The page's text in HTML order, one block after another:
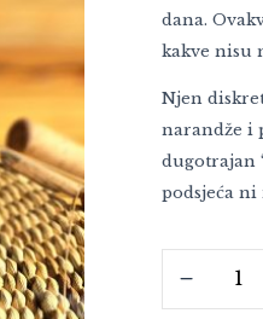
dana.
kakve nisu
Njen
narandže i
dugotrajan
podsjeća